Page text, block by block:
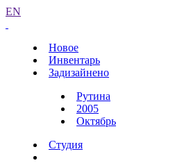
EN
Новое
Инвентарь
Задизайнено
Рутина
2005
Октябрь
Студия